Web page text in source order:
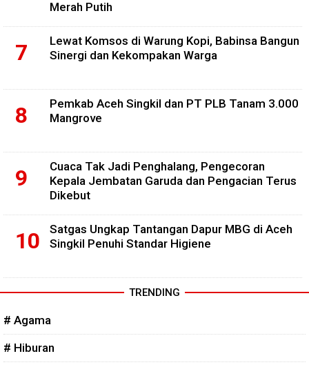
Merah Putih
Lewat Komsos di Warung Kopi, Babinsa Bangun
Sinergi dan Kekompakan Warga
Pemkab Aceh Singkil dan PT PLB Tanam 3.000
Mangrove
Cuaca Tak Jadi Penghalang, Pengecoran
Kepala Jembatan Garuda dan Pengacian Terus
Dikebut
Satgas Ungkap Tantangan Dapur MBG di Aceh
Singkil Penuhi Standar Higiene
TRENDING
# Agama
# Hiburan